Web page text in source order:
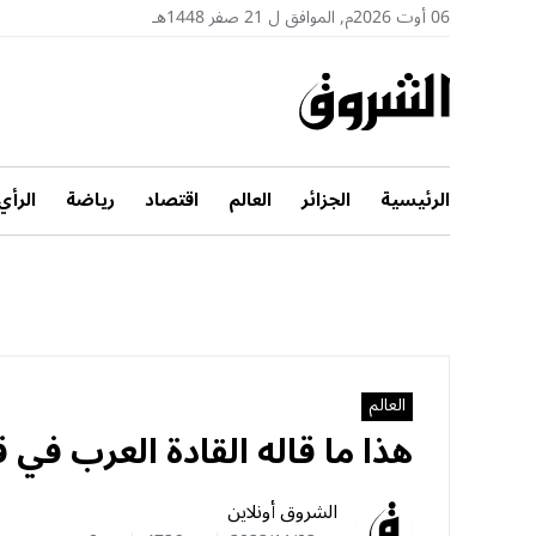
06 أوت 2026م, الموافق ل 21 صفر 1448هـ
الرئيسية الجزائر العالم اقتصاد رياضة
العالم
هذا ما قاله القادة العرب في
الشروق أونلاين